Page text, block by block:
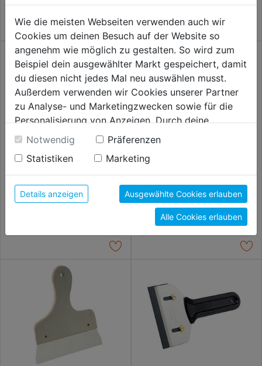
Multi-Funktionsspachtel
65mm
Japanspachtel
7,79€
Wie die meisten Webseiten verwenden auch wir
Cookies um deinen Besuch auf der Website so
angenehm wie möglich zu gestalten. So wird zum
Beispiel dein ausgewählter Markt gespeichert, damit
du diesen nicht jedes Mal neu auswählen musst.
Außerdem verwenden wir Cookies unserer Partner
zu Analyse- und Marketingzwecken sowie für die
Personalisierung von Anzeigen. Durch deine
Einwilligung werden die Daten von Drittanbieter,
unter anderem auch in den USA, verarbeitet.
Durch Klick auf "Alle Cookies erlauben" stimmst du
der Verwendung aller Cookies zu. Unter "Details
anzeigen" findest du alle Infos zu den
unterschiedlichen Cookies, unter "Cookies
Konfigurieren" kannst du auswählen, welche Cookies
du zulassen möchtest und welche nicht.
Weitere Informationen findest du in unserer
Notwendig
Präferenzen
Statistiken
Marketing
Details anzeigen Ausgewählte Cookies erlauben
Alle Cookies erlauben